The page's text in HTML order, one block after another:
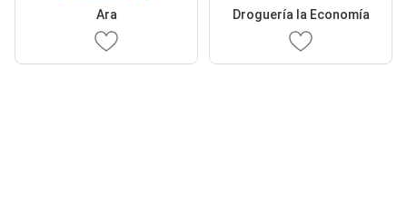
Ara Droguería la Economía